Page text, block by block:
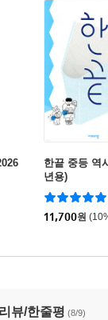
한끝 중등 역
년용)
11,700원
(2026년용)
리뷰/한줄평 (8/9)